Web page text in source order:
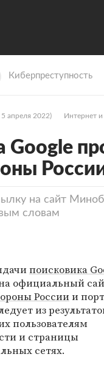
Киберпреступность
апреля 2022) Интернет
Google
на сайт
словам
поисковика
официальный
Россиии
из
пользователям
и страницы
сетях.